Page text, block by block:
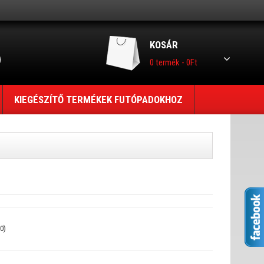
KOSÁR
0 termék - 0Ft
KIEGÉSZÍTŐ TERMÉKEK FUTÓPADOKHOZ